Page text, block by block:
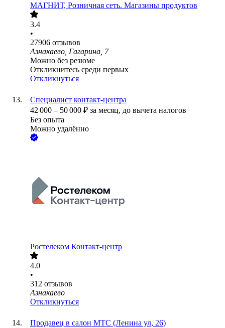
МАГНИТ, Розничная сеть. Магазины продуктов
3.4
•
27906 отзывов
Азнакаево, Гагарина, 7
Можно без резюме
Откликнитесь среди первых
Откликнуться
Специалист контакт-центра
42 000 – 50 000 ₽ за месяц, до вычета налогов
Без опыта
Можно удалённо
Ростелеком Контакт-центр
4.0
•
312 отзывов
Азнакаево
Откликнуться
Продавец в салон МТС (Ленина ул, 26)